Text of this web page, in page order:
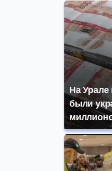
На Урале
были